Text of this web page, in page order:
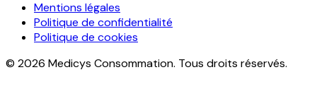
Mentions légales
Politique de confidentialité
Politique de cookies
© 2026 Medicys Consommation. Tous droits réservés.